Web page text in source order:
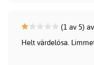
(1 av 5)
Helt värdelösa.